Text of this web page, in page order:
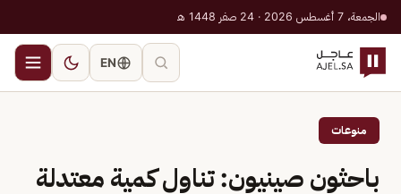
الجمعة، 7 أغسطس 2026 · 24 صفر 1448 هـ
EN
منوعات
باحثون صينيون: تناول كمية معتدلة